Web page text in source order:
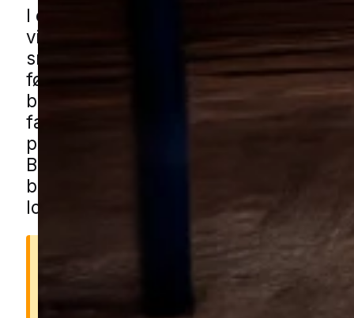
I et område med blandede
villaveje og carporte, haveskure og
småbygninger kan angreb få lov at
før de bliver opdaget. Det gælder
boligkvarterer og i huse tæt på grønne
fællesarealer, hvor fugtige omgivelser
påvirke træværket. Du kan få
Beder gennem vores lokale partnere.
blot formularen, så forbinder vi dig
lokal specialist.
Hvorfor borebiller er et